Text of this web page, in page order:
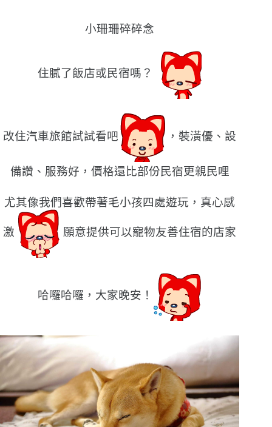
小珊珊碎碎念
住膩了飯店或民宿嗎？
改住汽車旅館試試看吧 ，裝潢優、設
備讚、服務好，價格還比部份民宿更親民哩
尤其像我們喜歡帶著毛小孩四處遊玩，真心感
激 願意提供可以寵物友善住宿的店家
哈囉哈囉，大家晚安！